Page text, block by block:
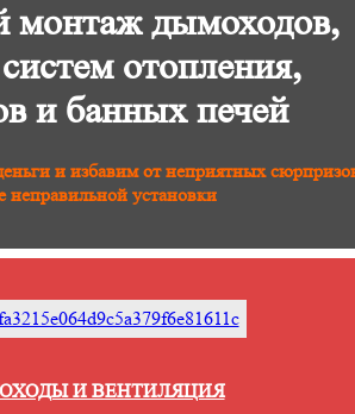
дымоходов,
отопления,
и банных печей
и избавим от неприятных
неправильной установки
И ВЕНТИЛЯЦИЯ